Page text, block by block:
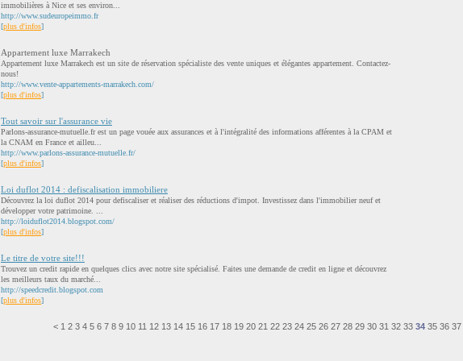
immobilières à Nice et ses environ...
http://www.sudeuropeimmo.fr
[plus d'infos]
Appartement luxe Marrakech
Appartement luxe Marrakech est un site de réservation spécialiste des vente uniques et élégantes appartement. Contactez-
nous!
http://www.vente-appartements-marrakech.com/
[plus d'infos]
Tout savoir sur l'assurance vie
Parlons-assurance-mutuelle.fr est un page vouée aux assurances et à l'intégralité des informations afférentes à la CPAM et
la CNAM en France et ailleu...
http://www.parlons-assurance-mutuelle.fr/
[plus d'infos]
Loi duflot 2014 : defiscalisation immobiliere
Découvrez la loi duflot 2014 pour defiscaliser et réaliser des réductions d'impot. Investissez dans l'immobilier neuf et
développer votre patrimoine. ...
http://loiduflot2014.blogspot.com/
[plus d'infos]
Le titre de votre site!!!
Trouvez un credit rapide en quelques clics avec notre site spécialisé. Faites une demande de credit en ligne et découvrez
les meilleurs taux du marché...
http://speedcredit.blogspot.com
[plus d'infos]
< 1 2 3 4 5 6 7 8 9 10 11 12 13 14 15 16 17 18 19 20 21 22 23 24 25 26 27 28 29 30 31 32 33 34 35 36 37